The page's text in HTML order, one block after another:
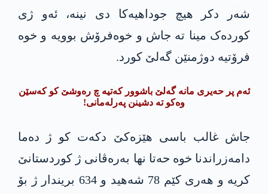
شەر دکر هیچ جوداهیەکا دی نینە، ئەو ژی
کوردەک مینا تە جاش و خوەفرۆش بوویە و خوە
فرۆتیە دوژمنێن گەلێ کورد.
ئەم پر حەیری مانە گەلێ باشوور کەتیە چ رەوشێ کو کەسێن
وەکو تە دشینن پەرلەمانی!
جاش غالب باسی هێزەکێ دکەت کو ژ دەما
دامەزراندنا خوە حەتا نها بەرەڤانی ژ کوردستانێ
کریە و هەری کێم 78 شەهید و 634 بریندار ژ بۆ